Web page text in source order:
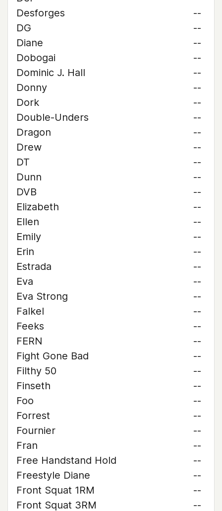
Desforges
--
DG
--
Diane
--
Dobogai
--
Dominic J. Hall
--
Donny
--
Dork
--
Double-Unders
--
Dragon
--
Drew
--
DT
--
Dunn
--
DVB
--
Elizabeth
--
Ellen
--
Emily
--
Erin
--
Estrada
--
Eva
--
Eva Strong
--
Falkel
--
Feeks
--
FERN
--
Fight Gone Bad
--
Filthy 50
--
Finseth
--
Foo
--
Forrest
--
Fournier
--
Fran
--
Free Handstand Hold
--
Freestyle Diane
--
Front Squat 1RM
--
Front Squat 3RM
--